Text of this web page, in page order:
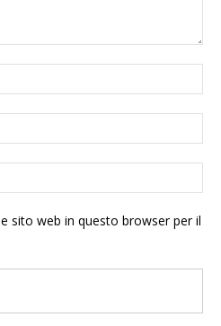
sito web in questo browser per il